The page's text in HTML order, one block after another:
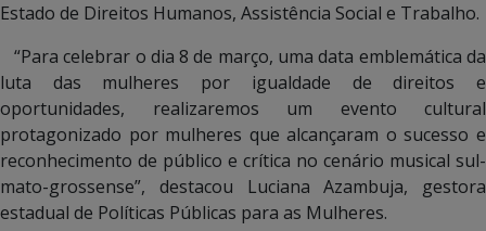
Estado de Direitos Humanos, Assistência Social e Trabalho.
“Para celebrar o dia 8 de março, uma data emblemática da
luta das mulheres por igualdade de direitos e
oportunidades, realizaremos um evento cultural
protagonizado por mulheres que alcançaram o sucesso e
reconhecimento de público e crítica no cenário musical sul-
mato-grossense”, destacou Luciana Azambuja, gestora
estadual de Políticas Públicas para as Mulheres.